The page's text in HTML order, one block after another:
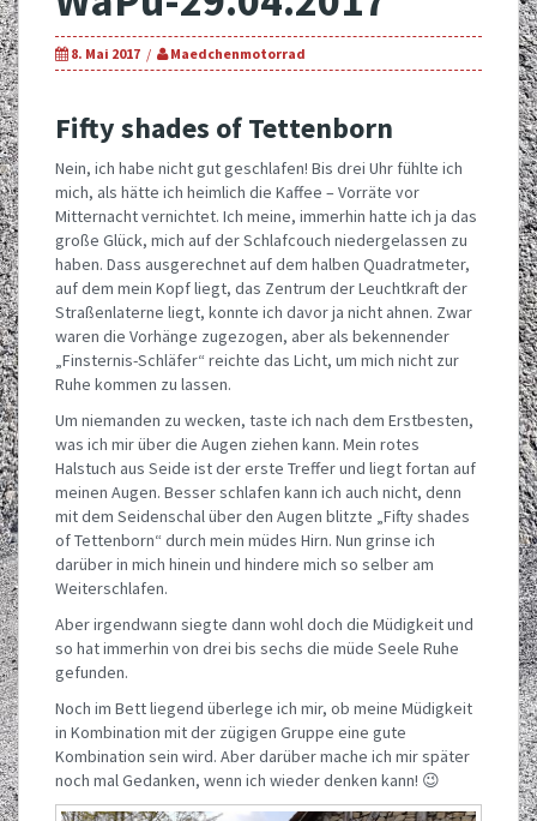
8. Mai 2017 Maedchenmotorrad
Fifty shades of Tettenborn
Nein, ich habe nicht gut geschlafen! Bis drei Uhr fühlte ich
mich, als hätte ich heimlich die Kaffee – Vorräte vor
Mitternacht vernichtet. Ich meine, immerhin hatte ich ja das
große Glück, mich auf der Schlafcouch niedergelassen zu
haben. Dass ausgerechnet auf dem halben Quadratmeter,
auf dem mein Kopf liegt, das Zentrum der Leuchtkraft der
Straßenlaterne liegt, konnte ich davor ja nicht ahnen. Zwar
waren die Vorhänge zugezogen, aber als bekennender
„Finsternis-Schläfer“ reichte das Licht, um mich nicht zur
Ruhe kommen zu lassen.
Um niemanden zu wecken, taste ich nach dem Erstbesten,
was ich mir über die Augen ziehen kann. Mein rotes
Halstuch aus Seide ist der erste Treffer und liegt fortan auf
meinen Augen. Besser schlafen kann ich auch nicht, denn
mit dem Seidenschal über den Augen blitzte „Fifty shades
of Tettenborn“ durch mein müdes Hirn. Nun grinse ich
darüber in mich hinein und hindere mich so selber am
Weiterschlafen.
Aber irgendwann siegte dann wohl doch die Müdigkeit und
so hat immerhin von drei bis sechs die müde Seele Ruhe
gefunden.
Noch im Bett liegend überlege ich mir, ob meine Müdigkeit
in Kombination mit der zügigen Gruppe eine gute
Kombination sein wird. Aber darüber mache ich mir später
noch mal Gedanken, wenn ich wieder denken kann! 😉